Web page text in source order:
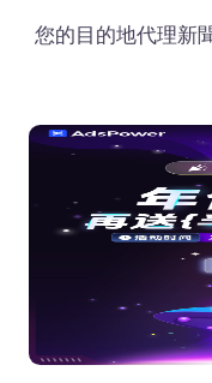
您的目的地代理新